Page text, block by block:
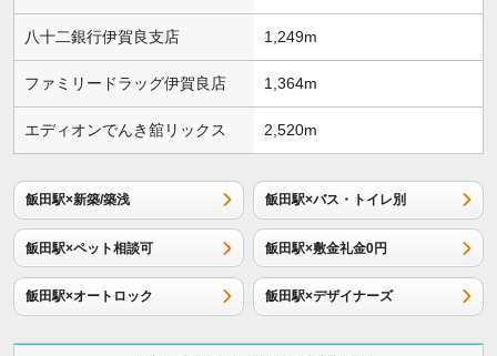
八十二銀行伊賀良支店 1,249m
ファミリードラッグ伊賀良店 1,364m
エディオンでんき舘リックス 2,520m
飯田駅×新築/築浅 飯田駅×バス・トイレ別
飯田駅×ペット相談可 飯田駅×敷金礼金0円
飯田駅×オートロック 飯田駅×デザイナーズ